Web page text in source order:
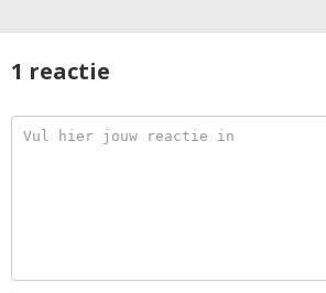
1 reactie